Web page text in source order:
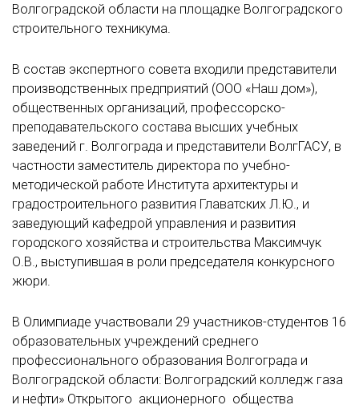
Волгоградской области на площадке Волгоградского
строительного техникума.
В состав экспертного совета входили представители
производственных предприятий (ООО «Наш дом»),
общественных организаций, профессорско-
преподавательского состава высших учебных
заведений г. Волгограда и представители ВолгГАСУ, в
частности заместитель директора по учебно-
методической работе Института архитектуры и
градостроительного развития Главатских Л.Ю., и
заведующий кафедрой управления и развития
городского хозяйства и строительства Максимчук
О.В., выступившая в роли председателя конкурсного
жюри.
В Олимпиаде участвовали 29 участников-студентов 16
образовательных учреждений среднего
профессионального образования Волгограда и
Волгоградской области: Волгоградский колледж газа
и нефти» Открытого акционерного общества